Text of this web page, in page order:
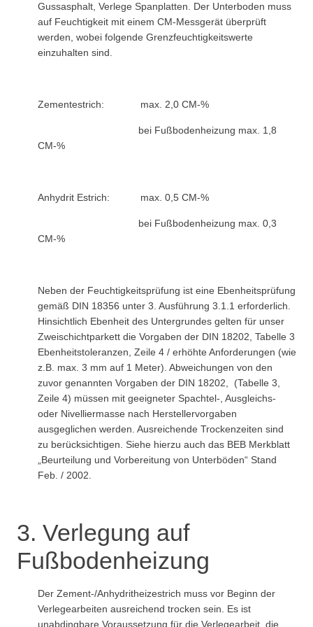
Gussasphalt, Verlege Spanplatten. Der Unterboden muss
auf Feuchtigkeit mit einem CM-Messgerät überprüft
werden, wobei folgende Grenzfeuchtigkeitswerte
einzuhalten sind.
Zementestrich: max. 2,0 CM-%
bei Fußbodenheizung max. 1,8
CM-%
Anhydrit Estrich: max. 0,5 CM-%
bei Fußbodenheizung max. 0,3
CM-%
Neben der Feuchtigkeitsprüfung ist eine Ebenheitsprüfung
gemäß DIN 18356 unter 3. Ausführung 3.1.1 erforderlich.
Hinsichtlich Ebenheit des Untergrundes gelten für unser
Zweischichtparkett die Vorgaben der DIN 18202, Tabelle 3
Ebenheitstoleranzen, Zeile 4 / erhöhte Anforderungen (wie
z.B. max. 3 mm auf 1 Meter). Abweichungen von den
zuvor genannten Vorgaben der DIN 18202, (Tabelle 3,
Zeile 4) müssen mit geeigneter Spachtel-, Ausgleichs-
oder Nivelliermasse nach Herstellervorgaben
ausgeglichen werden. Ausreichende Trockenzeiten sind
zu berücksichtigen. Siehe hierzu auch das BEB Merkblatt
„Beurteilung und Vorbereitung von Unterböden“ Stand
Feb. / 2002.
3. Verlegung auf
Fußbodenheizung
Der Zement-/Anhydritheizestrich muss vor Beginn der
Verlegearbeiten ausreichend trocken sein. Es ist
unabdingbare Voraussetzung für die Verlegearbeit, die